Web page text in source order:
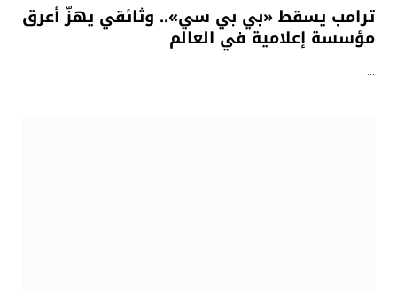
ترامب يسقط «بي بي سي».. وثائقي يهزّ أعرق
مؤسسة إعلامية في العالم
…